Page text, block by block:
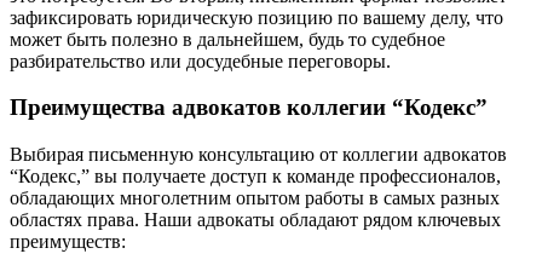
зафиксировать юридическую позицию по вашему делу, что
может быть полезно в дальнейшем, будь то судебное
разбирательство или досудебные переговоры.
Преимущества адвокатов коллегии “Кодекс”
Выбирая письменную консультацию от коллегии адвокатов
“Кодекс,” вы получаете доступ к команде профессионалов,
обладающих многолетним опытом работы в самых разных
областях права. Наши адвокаты обладают рядом ключевых
преимуществ: